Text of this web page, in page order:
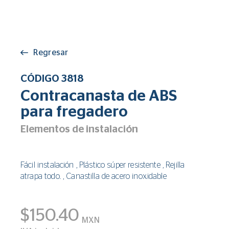
Regresar
CÓDIGO 3818
Contracanasta de ABS
para fregadero
Elementos de instalación
Fácil instalación , Plástico súper resistente , Rejilla
atrapa todo. , Canastilla de acero inoxidable
$150.40 MXN